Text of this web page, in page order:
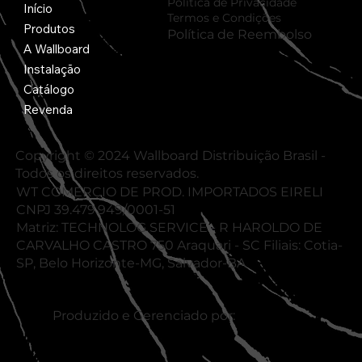
Produzido e Gerenciado por:
Termos e Condições
Política de Reembolso
Início
Produtos
A Wallboard
Instalação
Catálogo
Revenda
Copyright © 2024 Wallboard Distribuição Brasil -
Todos os direitos reservados.
WT COMERCIO DE PROD. IMPORTADOS EIRELI
CNPJ 39.479.949/0001-51
Matriz: TECHNOLOG SERVICE - R HAROLDO DE
CARVALHO CASTRO 750 Araquari - SC Filiais: Cotia-
SP, Belo Horizonte-MG, Salvador-BA